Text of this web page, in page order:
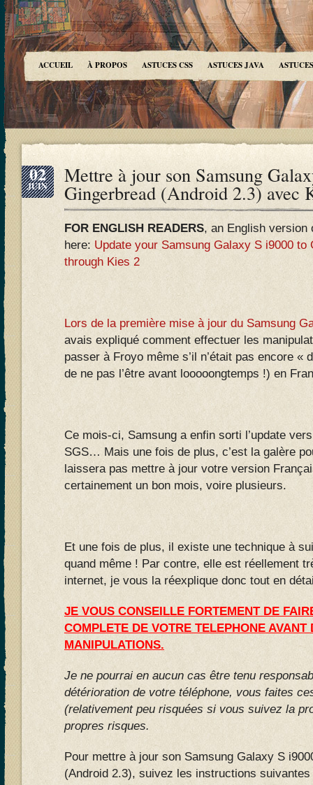
ACCUEIL À PROPOS ASTUCES CSS ASTUCES JAVA
02
JUIN Mettre à jour son Samsung
Gingerbread (Android 2.3) avec
FOR ENGLISH READERS, an English
here: Update your Samsung Galaxy S i9000 to
through Kies 2
Lors de la première mise à jour du Samsung
avais expliqué comment effectuer les
passer à Froyo même s’il n’était pas encore «
de ne pas l’être avant looooongtemps !) en
Ce mois-ci, Samsung a enfin sorti l’update
SGS… Mais une fois de plus, c’est la galère
laissera pas mettre à jour votre version
certainement un bon mois, voire plusieurs.
Et une fois de plus, il existe une technique à
quand même ! Par contre, elle est réellement
internet, je vous la réexplique donc tout en
JE VOUS CONSEILLE FORTEMENT DE
COMPLETE DE VOTRE TELEPHONE AVANT
MANIPULATIONS.
Je ne pourrai en aucun cas être tenu
détérioration de votre téléphone, vous faites
(relativement peu risquées si vous suivez la
propres risques.
Pour mettre à jour son Samsung Galaxy S
(Android 2.3), suivez les instructions suivantes